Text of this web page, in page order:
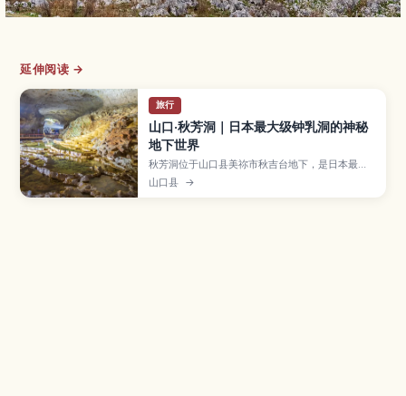
延伸阅读 →
旅行
山口·秋芳洞｜日本最大级钟乳洞的神秘
地下世界
秋芳洞位于山口县美祢市秋吉台地下，是日本最大
级的钟乳洞之一，全长约10公里，其中约1公里对游
客开放，适合轻松步行探索。文章将介绍代表性景
山口县 →